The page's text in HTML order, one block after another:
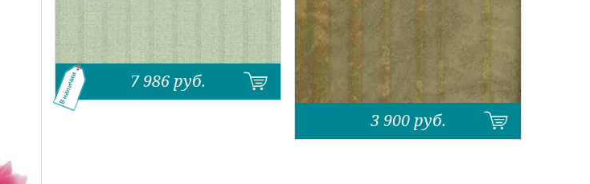
7 986 руб.
В наличии
3 900 руб.